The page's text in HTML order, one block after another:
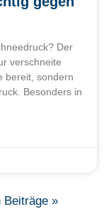
Der
verschneite
bereit, sondern
Besonders in
Beiträge »